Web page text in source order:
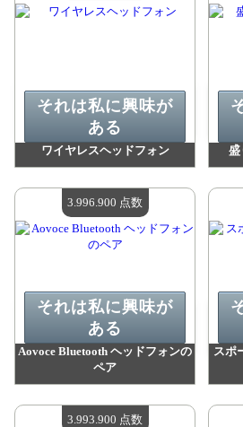
ワイヤレスヘッドフォン
利用可能な数量：4
それは私に興味が
ある
盛
Aovoce Bluetooth ヘッドフォンの
ペア
利用可能な数量：4
それは私に興味が
ある
3.996.900 点数
スポ
3.993.900 点数